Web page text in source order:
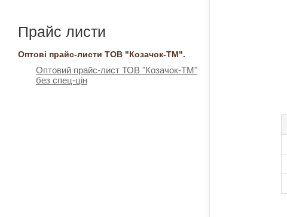
Прайс листи
Оптові прайс-листи ТОВ "Козачок-ТМ".
Оптовий прайс-лист ТОВ "Козачок-ТМ"
без спец-цін